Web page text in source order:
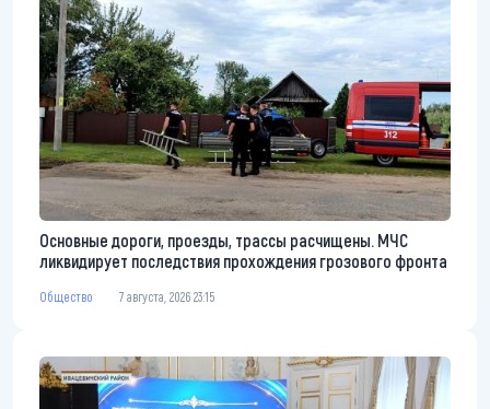
Основные дороги, проезды, трассы расчищены. МЧС
ликвидирует последствия прохождения грозового фронта
Общество 7 августа, 2026 23:15